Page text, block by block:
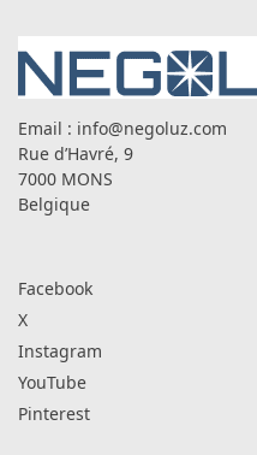
Email : info@negoluz.com
Rue d’Havré, 9
7000 MONS
Belgique
Facebook
X
Instagram
YouTube
Pinterest